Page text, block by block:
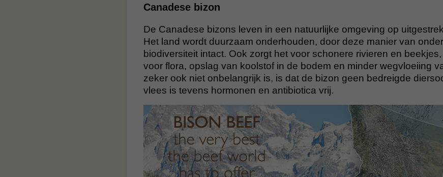
Canadese bizon
De Canadese bizons leven in een natuurlijke omgeving op
Het land wordt duurzaam onderhouden, door deze manier van
biodiversiteit intact. Ook zorgt het voor schonere rivieren en
voor flora, opslag van koolstof in de bodem en minder wegvloeiing
zeker ook niet onbelangrijk is, is dat de bizon geen bedreigde
vlees is tevens hormonen en antibiotica vrij.